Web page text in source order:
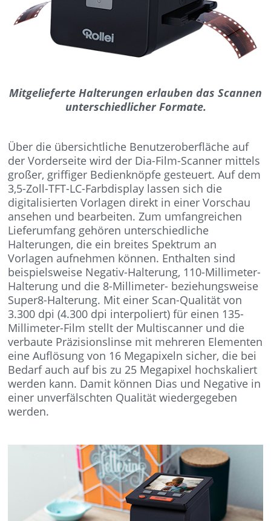
Mitgelieferte Halterungen erlauben das Scannen
unterschiedlicher Formate.
Über die übersichtliche Benutzeroberfläche auf
der Vorderseite wird der Dia-Film-Scanner mittels
großer, griffiger Bedienknöpfe gesteuert. Auf dem
3,5-Zoll-TFT-LC-Farbdisplay lassen sich die
digitalisierten Vorlagen direkt in einer Vorschau
ansehen und bearbeiten. Zum umfangreichen
Lieferumfang gehören unterschiedliche
Halterungen, die ein breites Spektrum an
Vorlagen aufnehmen können. Enthalten sind
beispielsweise Negativ-Halterung, 110-Millimeter-
Halterung und die 8-Millimeter- beziehungsweise
Super8-Halterung. Mit einer Scan-Qualität von
3.300 dpi (4.300 dpi interpoliert) für einen 135-
Millimeter-Film stellt der Multiscanner und die
verbaute Präzisionslinse mit mehreren Elementen
eine Auflösung von 16 Megapixeln sicher, die bei
Bedarf auch auf bis zu 25 Megapixel hochskaliert
werden kann. Damit können Dias und Negative in
einer unverfälschten Qualität wiedergegeben
werden.